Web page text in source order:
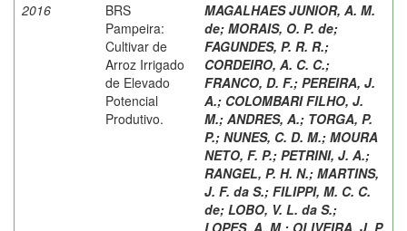
2016
BRS
Pampeira:
Cultivar de
Arroz Irrigado
de Elevado
Potencial
Produtivo.
MAGALHAES JUNIOR, A. M.
de; MORAIS, O. P. de;
FAGUNDES, P. R. R.;
CORDEIRO, A. C. C.;
FRANCO, D. F.; PEREIRA, J.
A.; COLOMBARI FILHO, J.
M.; ANDRES, A.; TORGA, P.
P.; NUNES, C. D. M.; MOURA
NETO, F. P.; PETRINI, J. A.;
RANGEL, P. H. N.; MARTINS,
J. F. da S.; FILIPPI, M. C. C.
de; LOBO, V. L. da S.;
LOPES, A. M.; OLIVEIRA, J. P.